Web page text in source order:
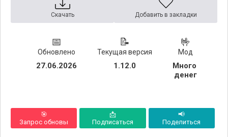
Скачать Добавить в закладки
📅
Обновлено
27.06.2026
📝
Текущая версия
1.12.0
🤟
Мод
Много
денег
🎯
Запрос обновы
📩
Подписаться
📢
Поделиться